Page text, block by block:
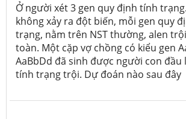
Ở người xét 3 gen quy định tính
không xảy ra đột biến, mỗi gen quy
trạng, nằm trên NST thường, alen
toàn. Một cặp vợ chồng có kiểu gen
AaBbDd đã sinh được người con đầu
tính trạng trội. Dự đoán nào sau đây